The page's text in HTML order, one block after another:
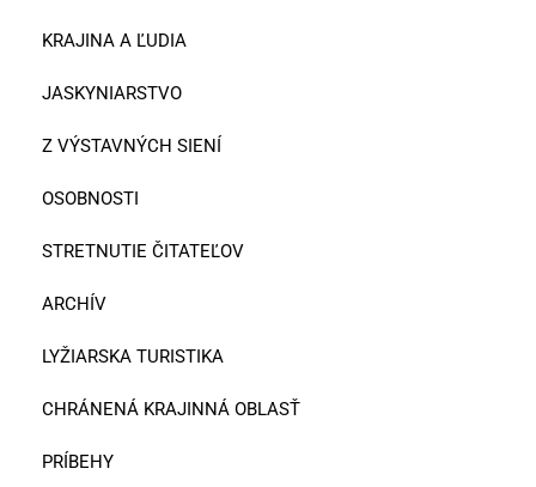
KRAJINA A ĽUDIA
JASKYNIARSTVO
Z VÝSTAVNÝCH SIENÍ
OSOBNOSTI
STRETNUTIE ČITATEĽOV
ARCHÍV
LYŽIARSKA TURISTIKA
CHRÁNENÁ KRAJINNÁ OBLASŤ
PRÍBEHY